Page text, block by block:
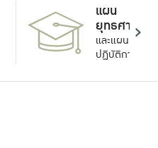
แผน
ยุทธศาสตร์
และแผน
ปฏิบัติการ